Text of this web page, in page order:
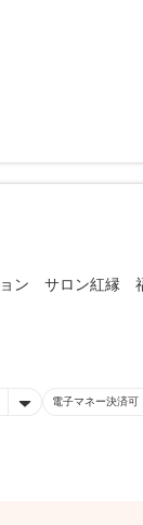
電子マネー決済可